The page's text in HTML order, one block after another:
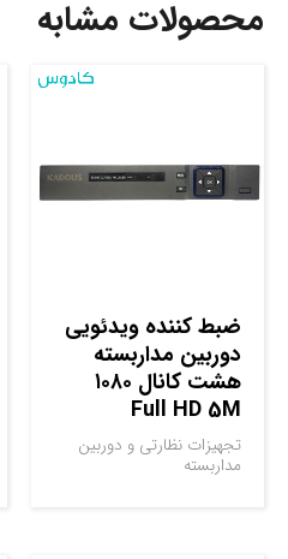
محصولات مشابه
ضبط کننده ویدئویی
دوربین مداربسته
هشت کانال ۱۰۸۰
Full HD 5M
تجهیزات نظارتی و دوربین
مداربسته